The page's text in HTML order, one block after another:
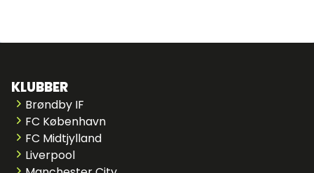
KLUBBER
Brøndby IF
FC København
FC Midtjylland
Liverpool